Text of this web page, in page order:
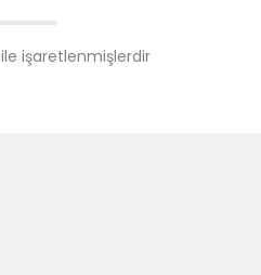
ile işaretlenmişlerdir